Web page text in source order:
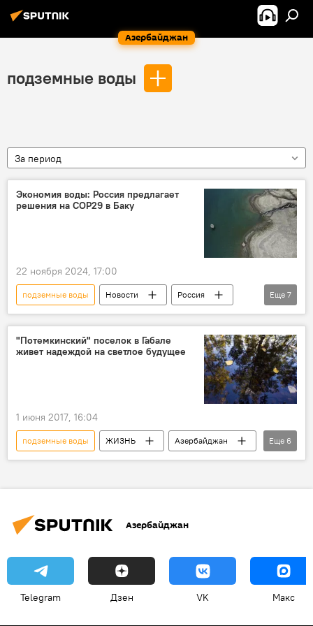
Азербайджан
подземные воды
За период
Экономия воды: Россия предлагает
решения на COP29 в Баку
22 ноября 2024, 17:00
подземные воды Новости
Россия
Азербайджан
Баку
29-я сессия Конференции сторон Рамочной конвенции ООН по изменению климата
водные ресурсы
Технологии
Еще 7
"Потемкинский" поселок в Габале
живет надеждой на светлое будущее
1 июня 2017, 16:04
подземные воды ЖИЗНЬ
Азербайджан
Новости
Экономика
Габала
Еще 6
Азербайджан
Telegram Дзен VK Макс